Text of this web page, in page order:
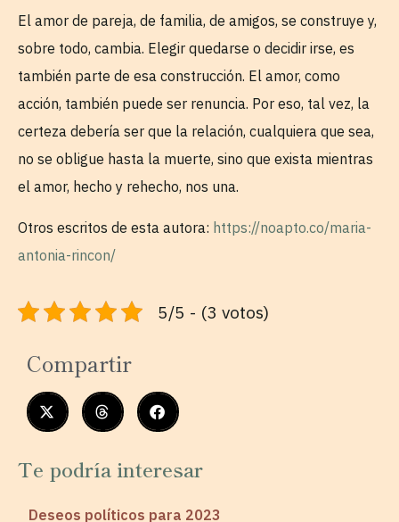
El amor de pareja, de familia, de amigos, se construye y,
sobre todo, cambia. Elegir quedarse o decidir irse, es
también parte de esa construcción. El amor, como
acción, también puede ser renuncia. Por eso, tal vez, la
certeza debería ser que la relación, cualquiera que sea,
no se obligue hasta la muerte, sino que exista mientras
el amor, hecho y rehecho, nos una.
Otros escritos de esta autora: https://noapto.co/maria-
antonia-rincon/
5/5 - (3 votos)
Compartir
Te podría interesar
Deseos políticos para 2023